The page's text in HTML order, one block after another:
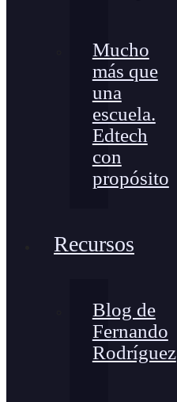
Mucho
más que
una
escuela.
Edtech
con
propósito
Recursos
Blog de
Fernando
Rodríguez